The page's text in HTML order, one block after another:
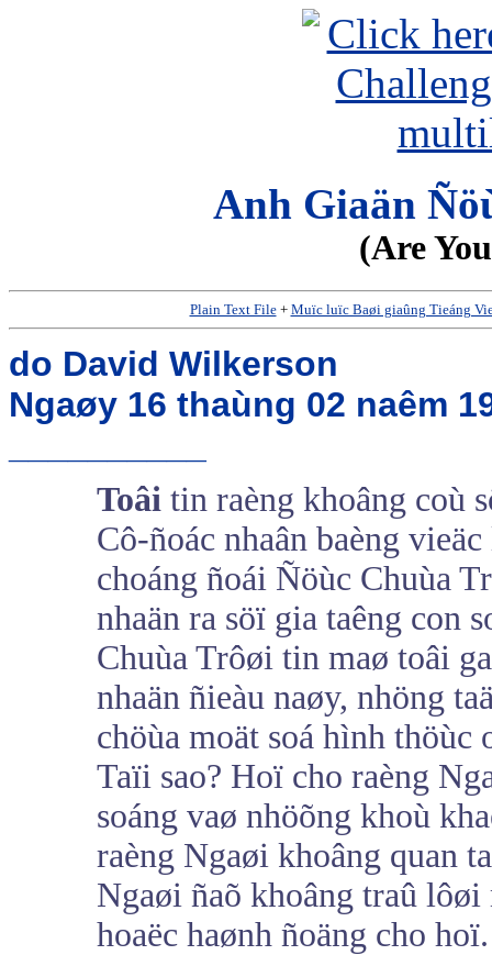
Anh Giaän
(Are
Plain Text File+ Muïc luïc Baøi giaûng Tieáng
do David Wilkerson
Ngaøy 16 thaùng 02 naêm
Toâi tin raèng khoâng coù
Cô-ñoác nhaân baèng
choáng ñoái Ñöùc Chuùa
nhaän ra söï gia taêng con
Chuùa Trôøi tin maø toâi
nhaän ñieàu naøy, nhöng
chöùa moät soá hình thöùc
Taïi sao? Hoï cho raèng
soáng vaø nhöõng khoù
raèng Ngaøi khoâng quan
Ngaøi ñaõ khoâng traû
hoaëc haønh ñoäng cho hoï.